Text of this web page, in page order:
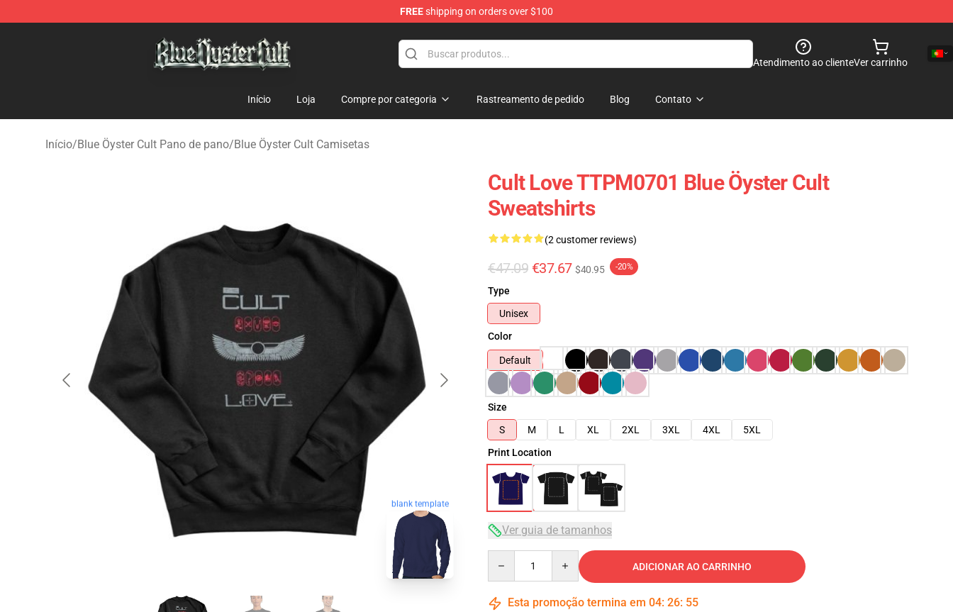
FREEshipping on orders over $100
Atendimento ao clienteVer carrinho
Início Loja Compre por categoria Rastreamento de pedido Blog Contato
Início/Blue Öyster Cult Pano de pano/Blue Öyster Cult Camisetas
blank template
Cult Love TTPM0701 Blue Öyster Cult
Sweatshirts
(2 customer reviews)
€47.09 €37.67 $40.95 -20%
Type
Unisex
Color
Default
Size
S
M L XL 2XL 3XL 4XL
5XL
Print Location
Ver guia de tamanhos
ADICIONAR AO CARRINHO
Esta promoção termina em 04: 26: 54